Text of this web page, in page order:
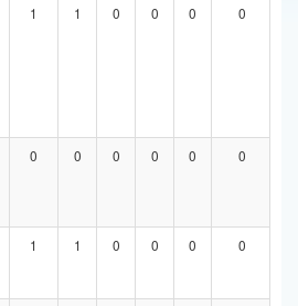
1 1 0 0 0 0
0 0 0 0 0 0
1 1 0 0 0 0